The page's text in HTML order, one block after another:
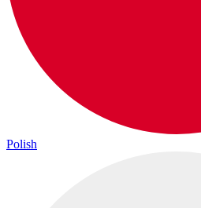
Polish